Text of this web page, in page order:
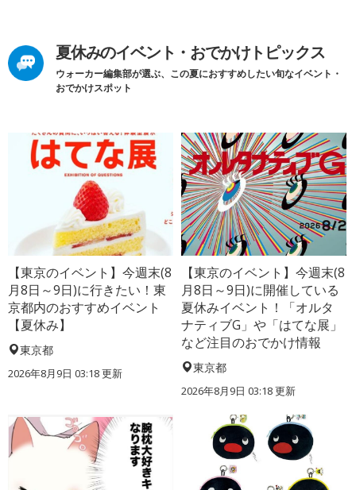
夏休みのイベント・おでかけトピックス
ウォーカー編集部が選ぶ、この夏におすすめしたい旬なイベント・
おでかけスポット
【東京のイベント】今週末(8
月8日～9日)に行きたい！東
京都内のおすすめイベント
【夏休み】
東京都
2026年8月9日 03:18更新
【東京のイベント】今週末(8
月8日～9日)に開催している
夏休みイベント！「オルタ
ナティブG」や「はてな展」
など注目のおでかけ情報
東京都
2026年8月9日 03:18更新